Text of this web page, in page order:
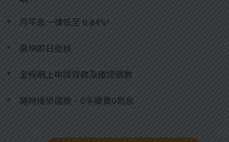
月平息一律低至 0.84%*
最快即日批核
全程網上申請貸款及確認過數
隨時提早還款，0手續費0罰息